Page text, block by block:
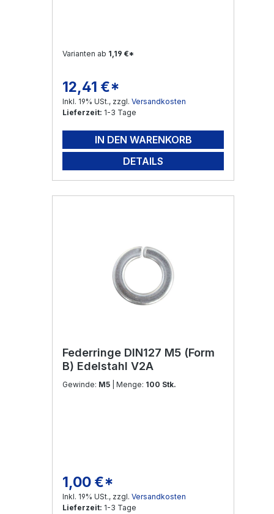
Varianten ab 1,19 €*
Regulärer Preis:
12,41 €*
Inkl. 19% USt., zzgl. Versandkosten
Lieferzeit: 1-3 Tage
IN DEN WARENKORB
DETAILS
Federringe DIN127 M5 (Form
B) Edelstahl V2A
Gewinde: M5 | Menge: 100 Stk.
Regulärer Preis:
1,00 €*
Inkl. 19% USt., zzgl. Versandkosten
Lieferzeit: 1-3 Tage